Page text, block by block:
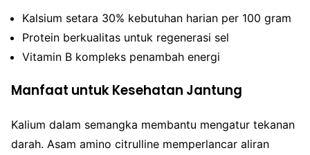
Kalsium setara 30% kebutuhan harian per 100 gram
Protein berkualitas untuk regenerasi sel
Vitamin B kompleks penambah energi
Manfaat untuk Kesehatan Jantung
Kalium dalam semangka membantu mengatur tekanan
darah. Asam amino citrulline memperlancar aliran